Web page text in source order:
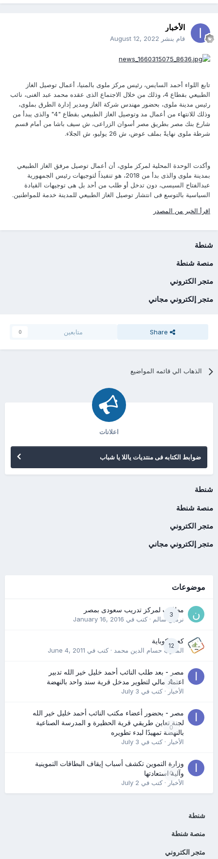
الأخبار
قام بنشر August 12, 2022
تابع اللواء أحمد السايس، رئيس مركز ملوى بالمنيا، أعمال توصيل الغاز
الطبيعي بقطاع 4، وذلك من خلال الاجتماع الذى عقده محمد عبد الغنى، نائب
رئيس مدينة ملوى، بحضور مهندس شركة الغاز ومدير إدارة الطرق بملوى،
وذلك للانتهاء من أعمال مد وتوصيل الغاز الطبيعي بقطاع "4" والذى يبدأ من
شارع بنك مصر بطريق مصر أسوان الزراعى، ش سيف باشا من أمام قسم
شرطة ملوى نهايةً بملف عوض، ش 26 يوليو، ش الجلاء.
وأكدت الوحدة المحلية لمركز ملوي، أن أعمال توصيل مرفق الغاز الطبيعي
بمدينة ملوى والذى بدأ من 2018، هو تنفيذاً لتوجيهات رئيس الجمهورية
عبدالفتاح السيسى، دون تدخل أو طلب من أحد بل هى توجيهات القيادة
السياسية بالتوسع فى انتشار توصيل الغاز الطبيعي للمدينة خدمة للمواطنين.
اقرأ الخبر من المصدر
شنطة
منصة شنطة
متجر الكتروني
متجر إلكتروني مجاني
Share متابعين 0
الذهاب الي قائمه المواضيع
اعلانات
ضوابط الكتابه فى منتديات ياللا يا شباب
شنطة
منصة شنطة
متجر الكتروني
متجر إلكتروني مجاني
موضوعات
3
مطلوب لمركز تدريب سعودى بمصر
نرمين سالم· كتب في January 16, 2016
12
كعب كوباية
المدرب حسام الدين محمد· كتب في June 4, 2011
0
مصر - بعد طلب النائب أحمد خليل خير الله تدبير
اعتماد مالي لتطوير مدخل قرية سند واحد بالنهضة
الأخبار· كتب في July 3
0
مصر - بحضور أعضاء مكتب النائب أحمد خليل خير الله
لجنة تعاين طريقي قرية الحظيرة و المدرسة الصناعية
بالنهضة تمهيدًا لبدء تطويره
الأخبار· كتب في July 3
0
وزارة التموين تكشف أسباب إيقاف البطاقات التموينية
وآلية استعادتها
الأخبار· كتب في July 2
شنطة
منصة شنطة
متجر الكتروني